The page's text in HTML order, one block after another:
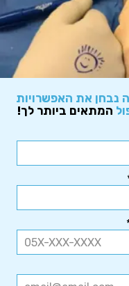
נבחן את האפשרויות
המתאים ביותר לך!